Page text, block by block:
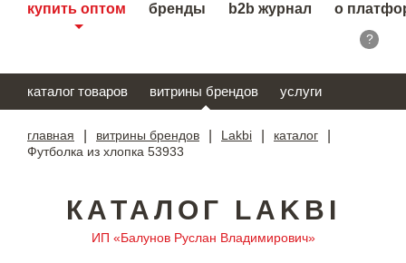
купить оптом бренды b2b журнал о
?
каталог товаров витрины брендов услуги
главная витрины брендов Lakbi каталог
Футболка из хлопка 53933
КАТАЛОГ LAKBI
ИП «Балунов Руслан Владимирович»